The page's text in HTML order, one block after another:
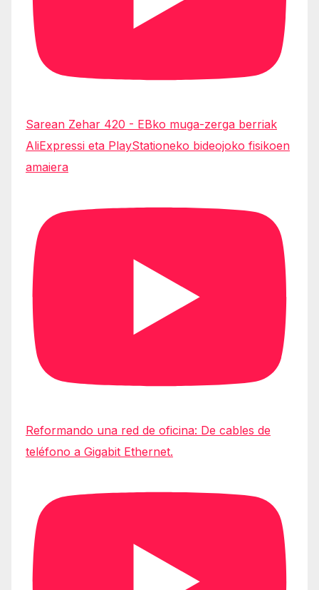
Sarean Zehar 420 - EBko muga-zerga berriak
AliExpressi eta PlayStationeko bideojoko fisikoen
amaiera
Reformando una red de oficina: De cables de
teléfono a Gigabit Ethernet.